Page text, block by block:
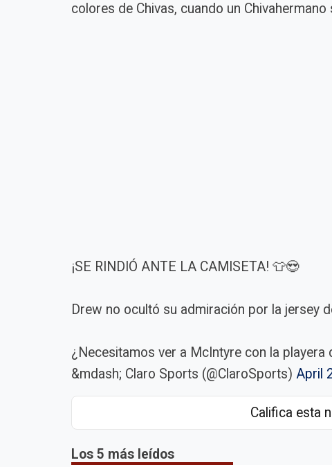
colores de Chivas, cuando un
¡SE RINDIÓ ANTE LA CAMISETA! 👕😍
Drew no ocultó su admiración por la jersey
¿Necesitamos ver a McIntyre con la playera
&mdash; Claro Sports (@ClaroSports) April
Califica esta
Los 5 más leídos